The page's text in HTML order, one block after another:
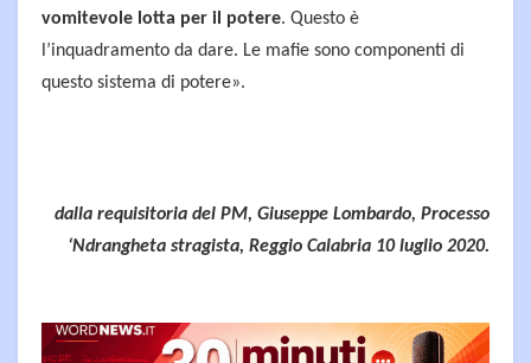
vomitevole lotta per il potere. Questo è
l’inquadramento da dare. Le mafie sono componenti di
questo sistema di potere».
dalla requisitoria del PM, Giuseppe Lombardo, Processo
‘Ndrangheta stragista, Reggio Calabria 10 luglio 2020.